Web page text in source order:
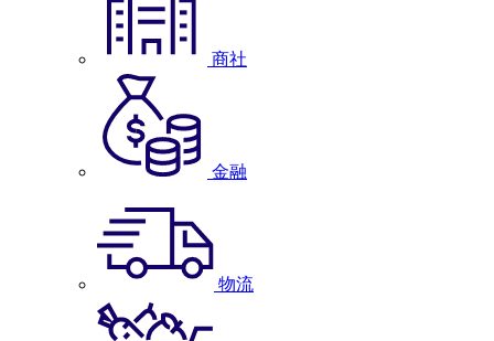
商社
金融
物流